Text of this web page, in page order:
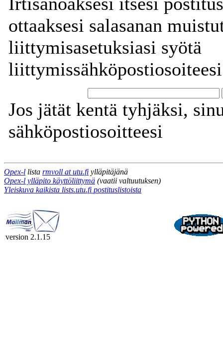
ottaaksesi salasanan
liittymisasetuksiasi syötä
Jos jätät kentä tyhjäksi,
sähköpostiosoitteesi
Opex-l lista rmvoll at utu.fi ylläpitäjänä
Opex-l ylläpito käyttöliittymä (vaatii valtuutuksen)
Yleiskuva kaikista lists.utu.fi postituslistoista
version 2.1.15